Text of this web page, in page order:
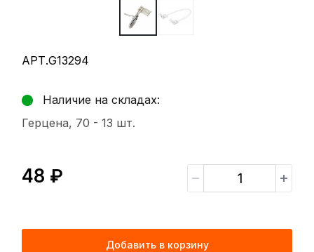
АРТ.G13294
Наличие на складах:
Герцена, 70 - 13 шт.
48 ₽
Добавить в корзину